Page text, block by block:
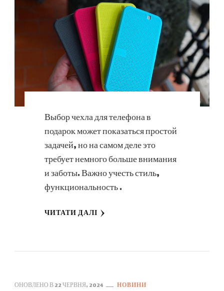
Выбор чехла для телефона в
подарок может показаться простой
задачей, но на самом деле это
требует немного больше внимания
и заботы. Важно учесть стиль,
функциональность …
ЧИТАТИ ДАЛІ
ОНОВЛЕНО В22 ЧЕРВНЯ, 2024 НОВИНИ